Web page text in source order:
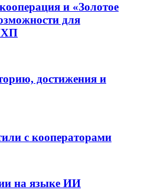
и «Золотое
для
достижения и
с кооператорами
на языке ИИ